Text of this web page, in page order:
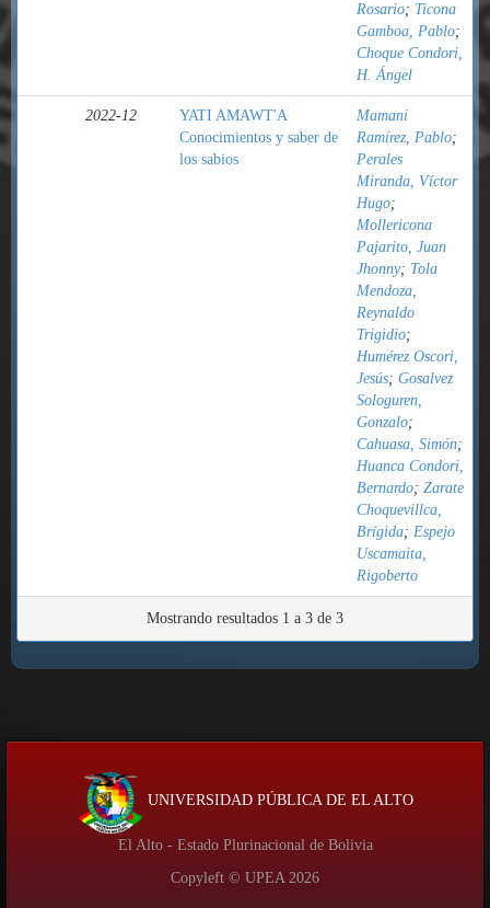
Rosario; Ticona
Gamboa, Pablo;
Choque Condori,
H. Ángel
2022-12
YATI AMAWT'A
Conocimientos y saber de
los sabios
Mamani
Ramírez, Pablo;
Perales
Miranda, Víctor
Hugo;
Mollericona
Pajarito, Juan
Jhonny; Tola
Mendoza,
Reynaldo
Trigidio;
Humérez Oscori,
Jesús; Gosalvez
Sologuren,
Gonzalo;
Cahuasa, Simón;
Huanca Condori,
Bernardo; Zarate
Choquevillca,
Brígida; Espejo
Uscamaita,
Rigoberto
Mostrando resultados 1 a 3 de 3
UNIVERSIDAD PÚBLICA DE EL ALTO
El Alto - Estado Plurinacional de Bolivia
Copyleft © UPEA 2026